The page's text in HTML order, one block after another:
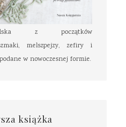
z początków
melszpejzy, zefiry i
w nowoczesnej formie.
książka